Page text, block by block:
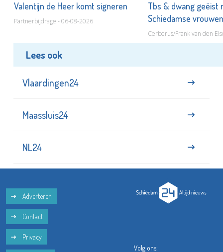
Valentijn de Heer komt signeren
Partnerbijdrage - 06-08-2026
Tbs & dwang geëist
Schiedamse
Cerberus/Frank van den
Lees ook
Vlaardingen24
Maassluis24
NL24
Adverteren
Contact
Privacy
Volg ons: